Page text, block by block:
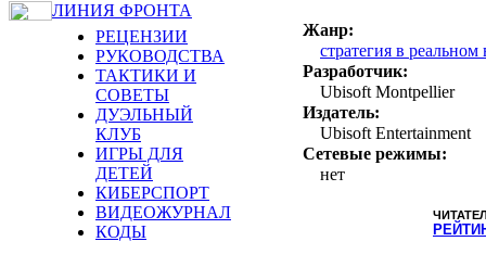
ЛИНИЯ ФРОНТА
РЕЦЕНЗИИ
РУКОВОДСТВА
ТАКТИКИ И
СОВЕТЫ
ДУЭЛЬНЫЙ
КЛУБ
ИГРЫ ДЛЯ
ДЕТЕЙ
КИБЕРСПОРТ
ВИДЕОЖУРНАЛ
КОДЫ
Жанр:
стратегия в
Разработчик:
Ubisoft Montpellier
Издатель:
Ubisoft Entertainment
Сетевые режимы:
нет